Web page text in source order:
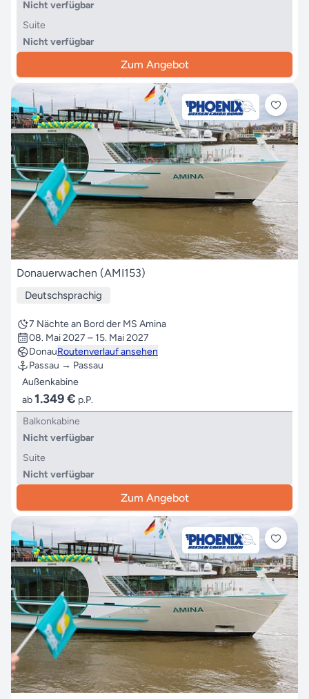
Nicht verfügbar
Suite
Nicht verfügbar
Zum Angebot
Donauerwachen (AMI153)
Deutschsprachig
7 Nächte an Bord der MS Amina
08. Mai 2027 – 15. Mai 2027
DonauRoutenverlauf ansehen
Passau → Passau
Außenkabine
ab1.349 € p.P.
Balkonkabine
Nicht verfügbar
Suite
Nicht verfügbar
Zum Angebot